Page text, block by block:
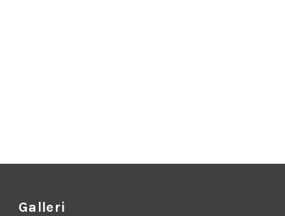
Galleri